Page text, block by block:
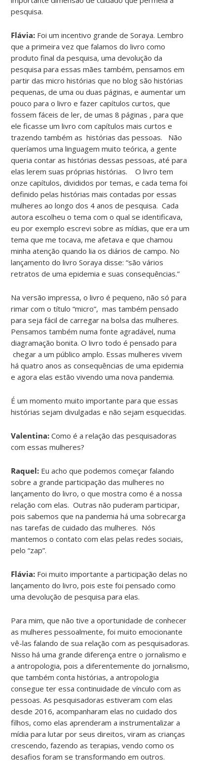
pesquisa.
Flávia: Foi um incentivo grande de Soraya. Lembro
que a primeira vez que falamos do livro como
produto final da pesquisa, uma devolução da
pesquisa para essas mães também, pensamos em
partir das micro histórias que no blog são histórias
pequenas, de uma ou duas páginas, e aumentar um
pouco para o livro e fazer capítulos curtos, que
fossem fáceis de ler, de umas 8 páginas , para que
ele ficasse um livro com capítulos mais curtos e
trazendo também as histórias das pessoas. Não
queríamos uma linguagem muito teórica, a gente
queria contar as histórias dessas pessoas, até para
elas lerem suas próprias histórias. O livro tem
onze capítulos, divididos por temas, e cada tema foi
definido pelas histórias mais contadas por essas
mulheres ao longo dos 4 anos de pesquisa. Cada
autora escolheu o tema com o qual se identificava,
eu por exemplo escrevi sobre as mídias, que era um
tema que me tocava, me afetava e que chamou
minha atenção quando lia os diários de campo. No
lançamento do livro Soraya disse: “são vários
retratos de uma epidemia e suas consequências.”
Na versão impressa, o livro é pequeno, não só para
rimar com o título “micro”, mas também pensado
para seja fácil de carregar na bolsa das mulheres.
Pensamos também numa fonte agradável, numa
diagramação bonita. O livro todo é pensado para
chegar a um público amplo. Essas mulheres vivem
há quatro anos as consequências de uma epidemia
e agora elas estão vivendo uma nova pandemia.
É um momento muito importante para que essas
histórias sejam divulgadas e não sejam esquecidas.
Valentina: Como é a relação das pesquisadoras
com essas mulheres?
Raquel: Eu acho que podemos começar falando
sobre a grande participação das mulheres no
lançamento do livro, o que mostra como é a nossa
relação com elas. Outras não puderam participar,
pois sabemos que na pandemia há uma sobrecarga
nas tarefas de cuidado das mulheres. Nós
mantemos o contato com elas pelas redes sociais,
pelo “zap”.
Flávia: Foi muito importante a participação delas no
lançamento do livro, pois este foi pensado como
uma devolução de pesquisa para elas.
Para mim, que não tive a oportunidade de conhecer
as mulheres pessoalmente, foi muito emocionante
vê-las falando de sua relação com as pesquisadoras.
Nisso há uma grande diferença entre o jornalismo e
a antropologia, pois a diferentemente do jornalismo,
que também conta histórias, a antropologia
consegue ter essa continuidade de vínculo com as
pessoas. As pesquisadoras estiveram com elas
desde 2016, acompanharam elas no cuidado dos
filhos, como elas aprenderam a instrumentalizar a
mídia para lutar por seus direitos, viram as crianças
crescendo, fazendo as terapias, vendo como os
desafios foram se transformando em outros.